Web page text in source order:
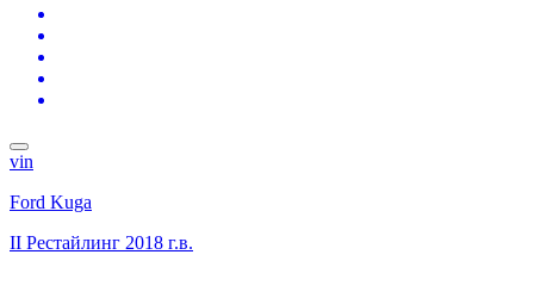
vin
Ford Kuga
II Рестайлинг 2018 г.в.